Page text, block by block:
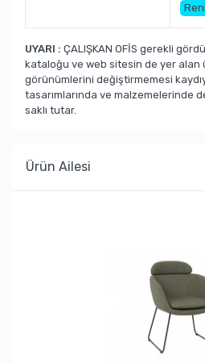
UYARI : ÇALIŞKAN OFİS gerekli
kataloğu ve web sitesin de yer alan
görünümlerini değiştirmemesi
tasarımlarında ve malzemelerinde
saklı tutar.
Ürün Ailesi